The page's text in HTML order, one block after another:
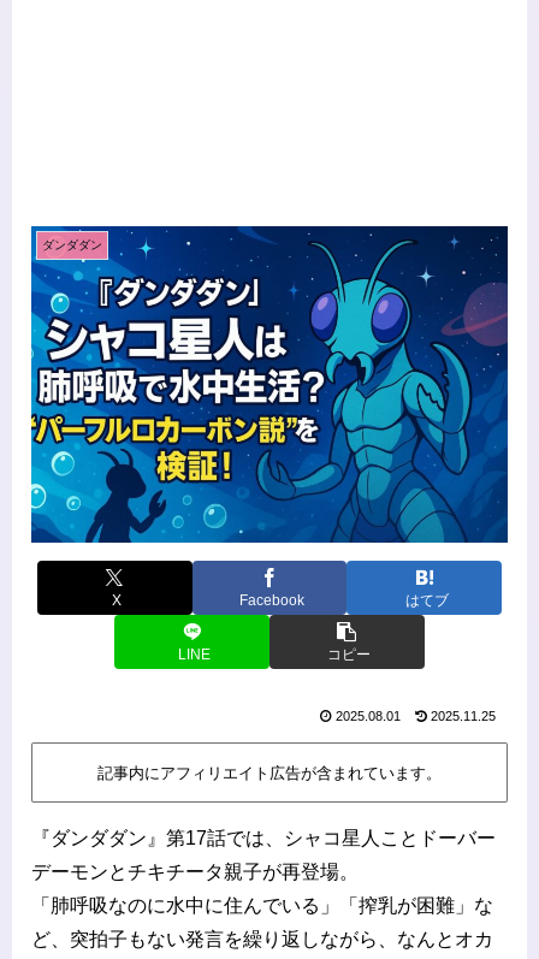
ダンダダン
X Facebook はてブ
LINE コピー
2025.08.01 2025.11.25
記事内にアフィリエイト広告が含まれています。
『ダンダダン』第17話では、シャコ星人ことドーバー
デーモンとチキチータ親子が再登場。
「肺呼吸なのに水中に住んでいる」「搾乳が困難」な
ど、突拍子もない発言を繰り返しながら、なんとオカ